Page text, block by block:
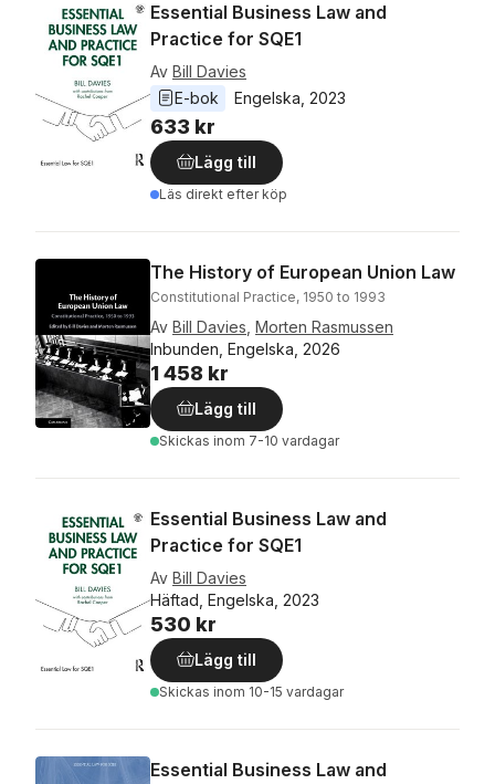
Essential Business Law and
Practice for SQE1
Av Bill Davies
E-bok
Engelska 2023
633 kr
Lägg till
Läs direkt efter köp
The History of European Union Law
Constitutional Practice, 1950 to 1993
Av Bill Davies Morten Rasmussen
Inbunden, Engelska, 2026
1 458 kr
Lägg till
Skickas inom 7-10 vardagar
Essential Business Law and
Practice for SQE1
Av Bill Davies
Häftad, Engelska, 2023
530 kr
Lägg till
Skickas inom 10-15 vardagar
Essential Business Law and